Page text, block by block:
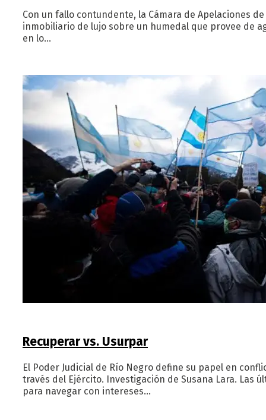
Con un fallo contundente, la Cámara de Apelaciones
inmobiliario de lujo sobre un humedal que provee de
en lo…
Recuperar vs. Usurpar
El Poder Judicial de Río Negro define su papel en
través del Ejército. Investigación de Susana Lara. Las
para navegar con intereses…